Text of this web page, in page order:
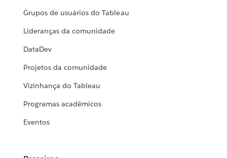
Grupos de usuários do Tableau
Lideranças da comunidade
DataDev
Projetos da comunidade
Vizinhança do Tableau
Programas acadêmicos
Eventos